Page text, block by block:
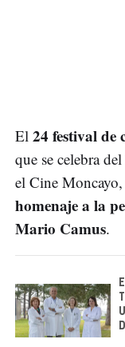
El 24 festival de
que se celebra
el Cine
homenaje a la
Mario Camus.